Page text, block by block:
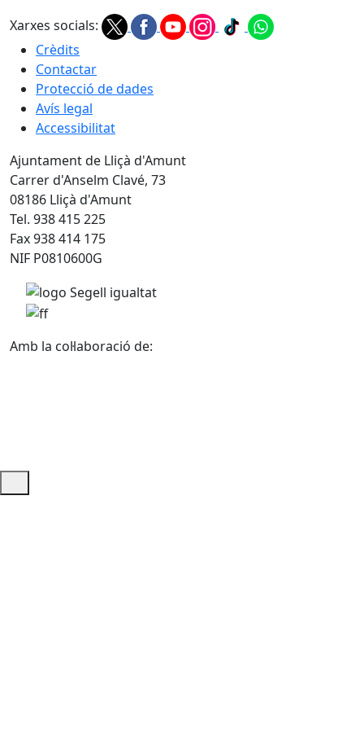
Xarxes socials:
Crèdits
Contactar
Protecció de dades
Avís legal
Accessibilitat
Ajuntament de Lliçà d'Amunt
Carrer d'Anselm Clavé, 73
08186 Lliçà d'Amunt
Tel. 938 415 225
Fax 938 414 175
NIF P0810600G
Amb la col·laboració de: